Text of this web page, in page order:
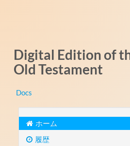
Digital Edition of
Old Testament
Docs
ホーム
履歴